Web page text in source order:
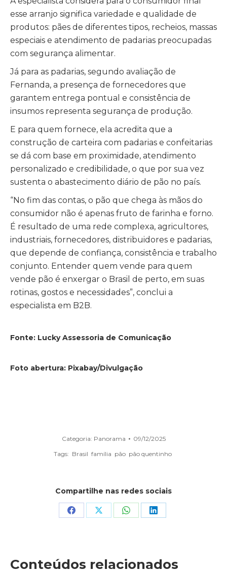
esse arranjo significa variedade e qualidade de
produtos: pães de diferentes tipos, recheios, massas
especiais e atendimento de padarias preocupadas
com segurança alimentar.
Já para as padarias, segundo avaliação de
Fernanda, a presença de fornecedores que
garantem entrega pontual e consistência de
insumos representa segurança de produção.
E para quem fornece, ela acredita que a
construção de carteira com padarias e confeitarias
se dá com base em proximidade, atendimento
personalizado e credibilidade, o que por sua vez
sustenta o abastecimento diário de pão no país.
“No fim das contas, o pão que chega às mãos do
consumidor não é apenas fruto de farinha e forno.
É resultado de uma rede complexa, agricultores,
industriais, fornecedores, distribuidores e padarias,
que depende de confiança, consistência e trabalho
conjunto. Entender quem vende para quem
vende pão é enxergar o Brasil de perto, em suas
rotinas, gostos e necessidades”, conclui a
especialista em B2B.
Fonte: Lucky Assessoria de Comunicação
Foto abertura: Pixabay/Divulgação
Categoria: Panorama
09/12/2025
Tags: Brasil família pão pão quentinho
Compartilhe nas redes sociais
Share Share Share Share
Conteúdos relacionados